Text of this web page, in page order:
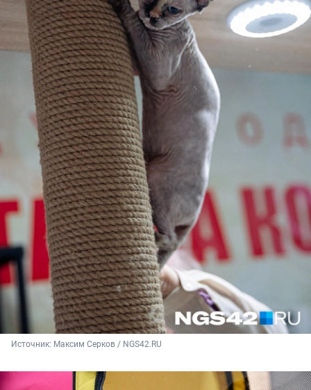
Источник: Максим Серков / NGS42.RU